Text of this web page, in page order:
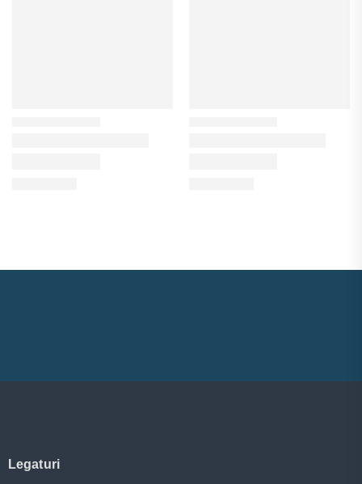
Legaturi